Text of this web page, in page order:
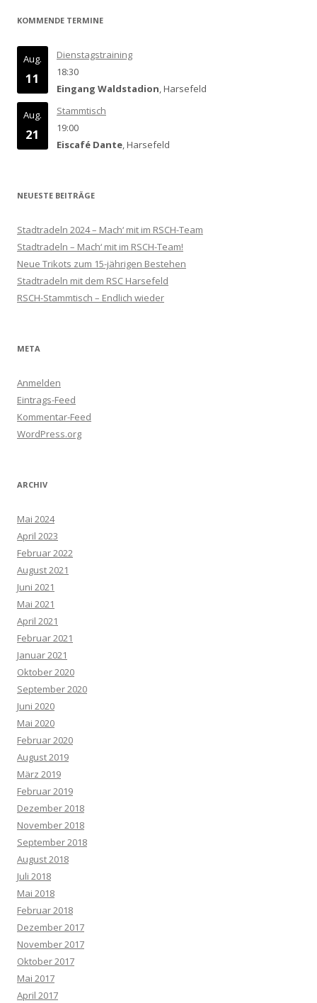
KOMMENDE TERMINE
Aug.
11
Dienstagstraining
18:30
Eingang Waldstadion, Harsefeld
Aug.
21
Stammtisch
19:00
Eiscafé Dante, Harsefeld
NEUESTE BEITRÄGE
Stadtradeln 2024 – Mach‘ mit im RSCH-Team
Stadtradeln – Mach‘ mit im RSCH-Team!
Neue Trikots zum 15-jährigen Bestehen
Stadtradeln mit dem RSC Harsefeld
RSCH-Stammtisch – Endlich wieder
META
Anmelden
Eintrags-Feed
Kommentar-Feed
WordPress.org
ARCHIV
Mai 2024
April 2023
Februar 2022
August 2021
Juni 2021
Mai 2021
April 2021
Februar 2021
Januar 2021
Oktober 2020
September 2020
Juni 2020
Mai 2020
Februar 2020
August 2019
März 2019
Februar 2019
Dezember 2018
November 2018
September 2018
August 2018
Juli 2018
Mai 2018
Februar 2018
Dezember 2017
November 2017
Oktober 2017
Mai 2017
April 2017